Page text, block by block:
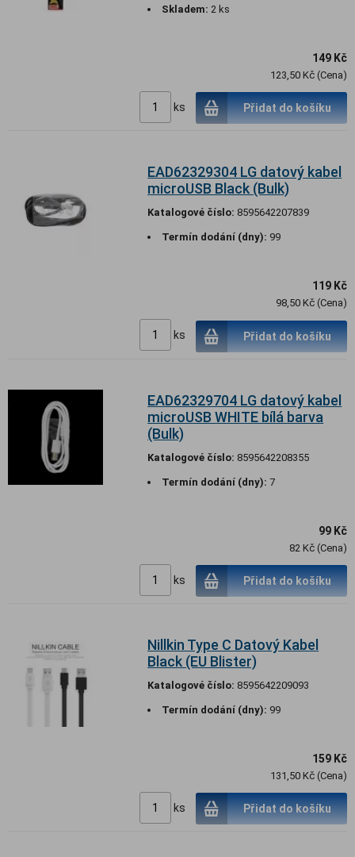
Skladem: 2 ks
149 Kč
123,50 Kč (Cena)
ks Přidat do košíku
EAD62329304 LG datový kabel
microUSB Black (Bulk)
Katalogové číslo: 8595642207839
Termín dodání (dny): 99
119 Kč
98,50 Kč (Cena)
ks Přidat do košíku
EAD62329704 LG datový kabel
microUSB WHITE bílá barva
(Bulk)
Katalogové číslo: 8595642208355
Termín dodání (dny): 7
99 Kč
82 Kč (Cena)
ks Přidat do košíku
Nillkin Type C Datový Kabel
Black (EU Blister)
Katalogové číslo: 8595642209093
Termín dodání (dny): 99
159 Kč
131,50 Kč (Cena)
ks Přidat do košíku